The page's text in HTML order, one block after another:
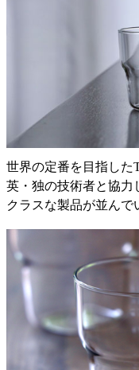
世界の定番を目指した
英・独の技術者と協力
クラスな製品が並んで